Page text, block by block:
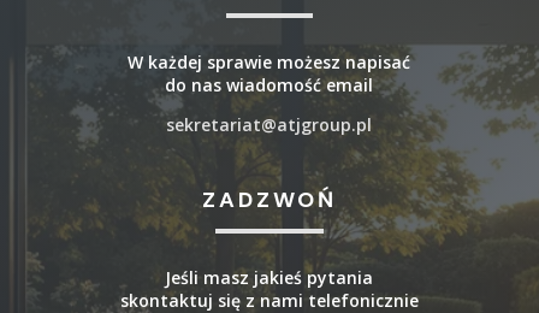
W każdej sprawie możesz napisać
do nas wiadomość email
sekretariat@atjgroup.pl
ZADZWOŃ
Jeśli masz jakieś pytania
skontaktuj się z nami telefonicznie